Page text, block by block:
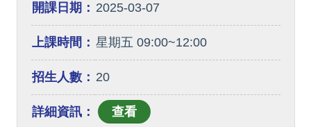
開課日期： 2025-03-07
上課時間： 星期五 09:00~12:00
招生人數： 20
詳細資訊：